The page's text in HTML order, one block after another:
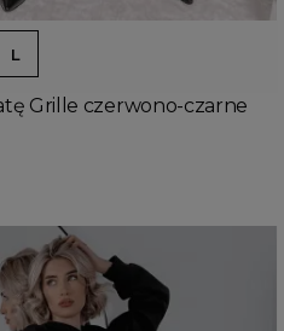
L
Grille czerwono-czarne